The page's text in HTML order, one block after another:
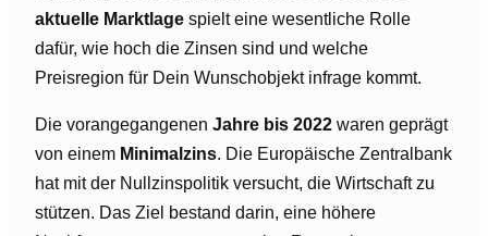
aktuelle Marktlage spielt eine wesentliche Rolle
dafür, wie hoch die Zinsen sind und welche
Preisregion für Dein Wunschobjekt infrage kommt.
Die vorangegangenen Jahre bis 2022 waren geprägt
von einem Minimalzins. Die Europäische Zentralbank
hat mit der Nullzinspolitik versucht, die Wirtschaft zu
stützen. Das Ziel bestand darin, eine höhere